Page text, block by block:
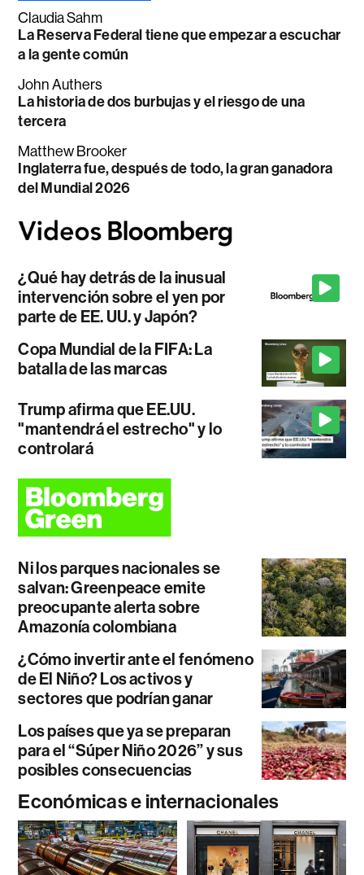
Claudia Sahm
La Reserva Federal tiene que empezar a escuchar
a la gente común
John Authers
La historia de dos burbujas y el riesgo de una
tercera
Matthew Brooker
Inglaterra fue, después de todo, la gran ganadora
del Mundial 2026
¿Qué hay detrás de la inusual
intervención sobre el yen por
parte de EE. UU. y Japón?
Copa Mundial de la FIFA: La
batalla de las marcas
Trump afirma que EE.UU.
"mantendrá el estrecho" y lo
controlará
Ni los parques nacionales se
salvan: Greenpeace emite
preocupante alerta sobre
Amazonía colombiana
¿Cómo invertir ante el fenómeno
de El Niño? Los activos y
sectores que podrían ganar
Los países que ya se preparan
para el “Súper Niño 2026” y sus
posibles consecuencias
Económicas e internacionales